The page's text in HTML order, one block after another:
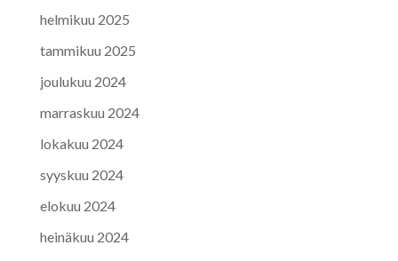
helmikuu 2025
tammikuu 2025
joulukuu 2024
marraskuu 2024
lokakuu 2024
syyskuu 2024
elokuu 2024
heinäkuu 2024